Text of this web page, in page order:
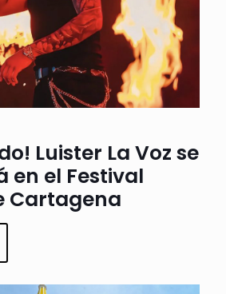
Luister La Voz se
en el Festival
Cartagena